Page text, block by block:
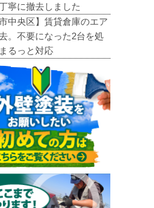
寧に撤去しました
市中央区】賃貸倉庫のエア
。不要になった2台を処
るっと対応